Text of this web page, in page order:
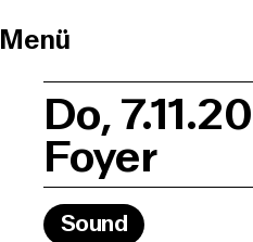
Menü
Do,
Foyer
Sound